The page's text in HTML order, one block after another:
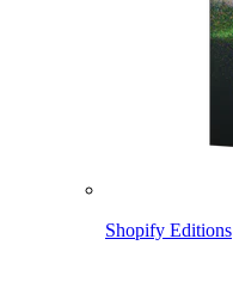
Shopify Editions